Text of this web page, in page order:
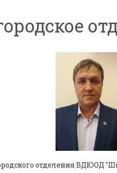
отделения ВДЮОД